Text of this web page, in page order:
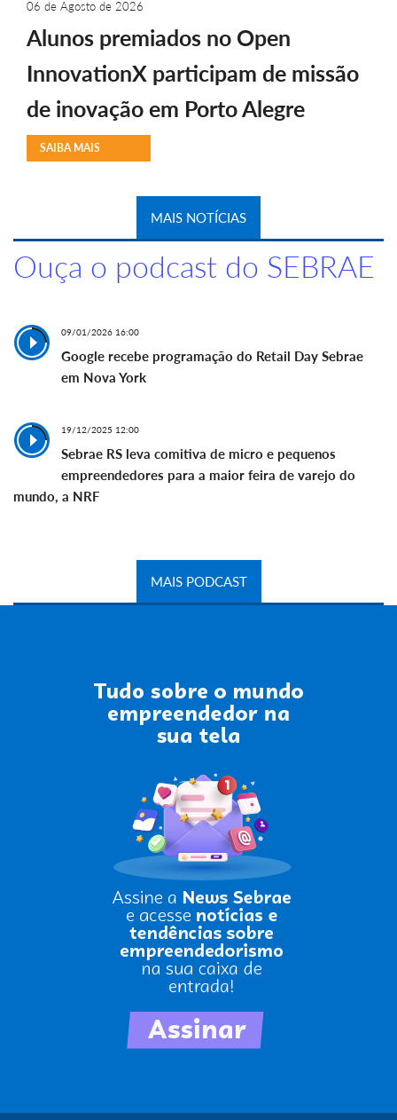
06 de Agosto de 2026
Alunos premiados no Open
InnovationX participam de missão
de inovação em Porto Alegre
SAIBA MAIS
MAIS NOTÍCIAS
Ouça o podcast do SEBRAE
09/01/2026 16:00
Google recebe programação do Retail Day Sebrae
em Nova York
19/12/2025 12:00
Sebrae RS leva comitiva de micro e pequenos
empreendedores para a maior feira de varejo do
mundo, a NRF
MAIS PODCAST